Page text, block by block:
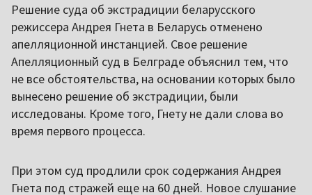
Решение суда об экстрадиции беларусского
режиссера Андрея Гнета в Беларусь отменено
апелляционной инстанцией. Свое решение
Апелляционный суд в Белграде объяснил тем, что
не все обстоятельства, на основании которых было
вынесено решение об экстрадиции, были
исследованы. Кроме того, Гнету не дали слова во
время первого процесса.
При этом суд продлили срок содержания Андрея
Гнета под стражей еще на 60 дней. Новое слушание